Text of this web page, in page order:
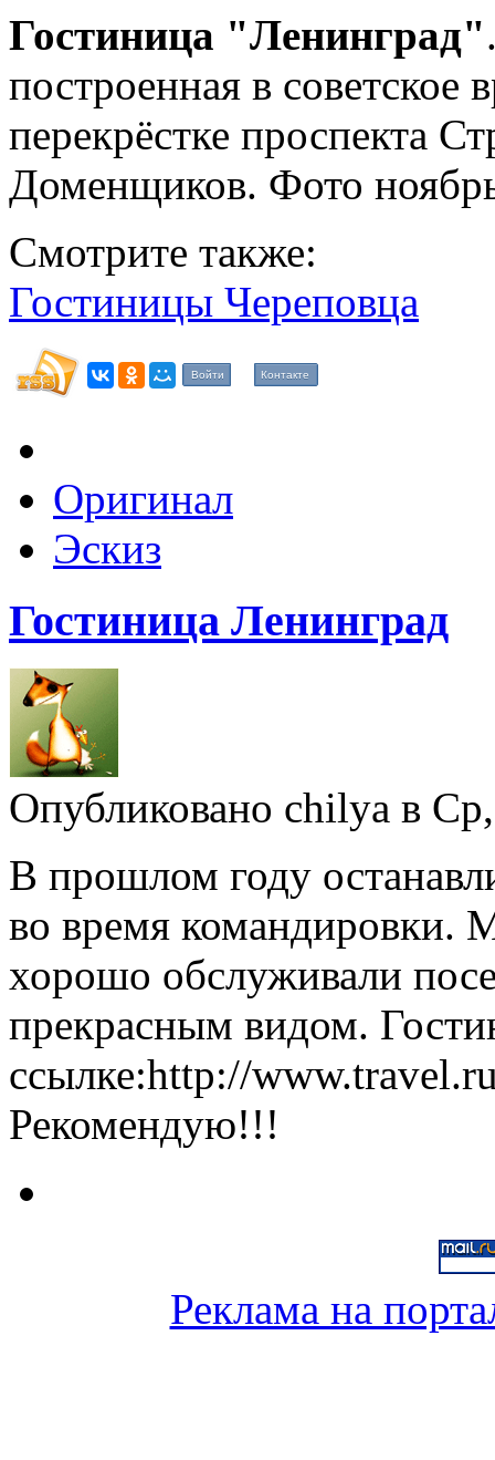
Гостиница "Ленинград"
построенная в советское
перекрёстке проспекта
Доменщиков. Фото
Смотрите также:
Гостиницы Череповца
Войти Контакте
Оригинал
Эскиз
Гостиница Ленинград
Опубликовано chilya в
В прошлом году
во время командировки.
хорошо обслуживали
прекрасным видом.
ссылке:http://
Рекомендую!!!
Реклама на